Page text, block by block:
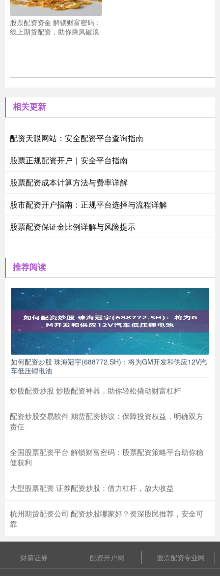
股票配资资金 解锁财富密码：
线上期货配资，助你乘风破浪
相关更新
配资天眼网站：安全配资平台查询指南
股票正规配资开户｜安全平台指南
股票配资成本计算方法与费率详解
股市配资开户指南：正规平台选择与流程详解
股票配资保证金比例详解与风险提示
推荐阅读
如何配资炒股 珠海冠宇(688772.SH)：将为GM开发和供应12V汽
车低压锂电池
炒股配资炒股 炒股配资神器，助你轻松撬动财富杠杆
配资炒股交易软件 期货配资协议：保障投资权益，明确双方
责任
全国股票配资平台 解锁财富密码：股票配资策略平台助你稳
健获利
大型股票配资 证券配资炒股：借力杠杆，放大收益
杭州期货配资公司 配资炒股哪家好？资深股民推荐，安全可
靠
财盛证券 配资开户网 股票配资专业网